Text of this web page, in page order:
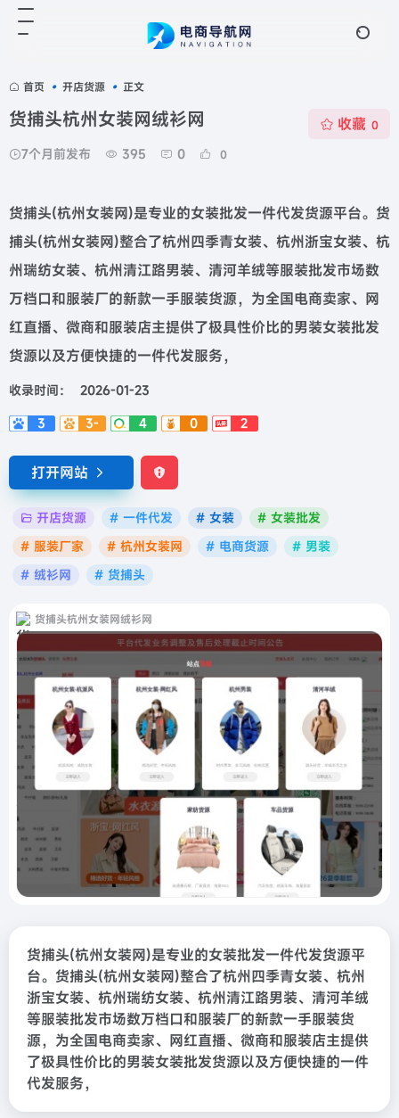
首页 • 开店货源 • 正文
货捕头杭州女装网绒衫网
7个月前发布 395 0 0
收藏 0
货捕头(杭州女装网)是专业的女装批发一件代发货源平台。货
捕头(杭州女装网)整合了杭州四季青女装、杭州浙宝女装、杭
州瑞纺女装、杭州清江路男装、清河羊绒等服装批发市场数
万档口和服装厂的新款一手服装货源，为全国电商卖家、网
红直播、微商和服装店主提供了极具性价比的男装女装批发
货源以及方便快捷的一件代发服务，
收录时间：
2026-01-23
3
3- 4 0 2
打开网站
开店货源 # 一件代发 # 女装
# 女装批发
# 服装厂家
# 杭州女装网 # 电商货源
# 男装
# 绒衫网
# 货捕头
货捕头杭州女装网绒衫网
货捕头(杭州女装网)是专业的女装批发一件代发货源平
台。货捕头(杭州女装网)整合了杭州四季青女装、杭州
浙宝女装、杭州瑞纺女装、杭州清江路男装、清河羊绒
等服装批发市场数万档口和服装厂的新款一手服装货
源，为全国电商卖家、网红直播、微商和服装店主提供
了极具性价比的男装女装批发货源以及方便快捷的一件
代发服务，